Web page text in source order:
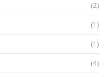
(2)
(1)
(1)
(4)